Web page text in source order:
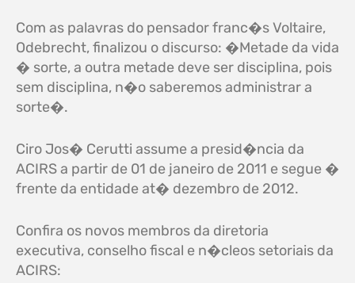
Com as palavras do pensador franc�s Voltaire,
Odebrecht, finalizou o discurso: �Metade da vida
� sorte, a outra metade deve ser disciplina, pois
sem disciplina, n�o saberemos administrar a
sorte�.
Ciro Jos� Cerutti assume a presid�ncia da
ACIRS a partir de 01 de janeiro de 2011 e segue �
frente da entidade at� dezembro de 2012.
Confira os novos membros da diretoria
executiva, conselho fiscal e n�cleos setoriais da
ACIRS: